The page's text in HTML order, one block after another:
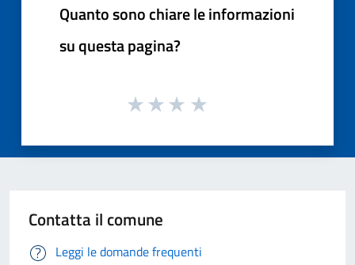
Quanto sono chiare le informazioni
su questa pagina?
Contatta il comune
Leggi le domande frequenti